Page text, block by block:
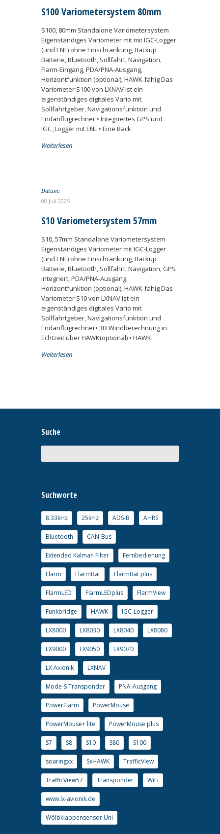
S100 Variometersystem 80mm
S100, 80mm Standalone Variometersystem
Eigenständiges Variometer mit mit IGC-Logger
(und ENL) ohne Einschränkung, Backup
Batterie, Bluetooth, Sollfahrt, Navigation,
Flarm-Eingang, PDA/PNA-Ausgang,
Horizontfunktion (optional), HAWK-fähig Das
Variometer S100 von LXNAV ist ein
eigenständiges digitales Vario mit
Sollfahrtgeber, Navigationsfunktion und
Endanflugrechner • Integriertes GPS und
IGC_Logger mit ENL • Eine Back
Weiterlesen
Datum:
08 Juli 2025
S10 Variometersystem 57mm
S10, 57mm Standalone Variometersystem
Eigenständiges Variometer mit IGC-Logger
(und ENL) ohne Einschränkung, Backup
Batterie, Bluetooth, Sollfahrt, Navigation, GPS
integriert, PDA/PNA-Ausgang,
Horizontfunktion (optional), HAWK-fähig Das
Variometer S10 von LXNAV ist ein
eigenständiges digitales Vario mit
Sollfahrtgeber, Navigationsfunktion und
Endanflugrechner• 3D Windberechnung in
Echtzeit über HAWK(optional) • HAWK
Weiterlesen
Suche
Suchworte
8.33kHz 25kHz ADS-B AHRS
Bluetooth CAN-Bus
Extended Kalman Filter Fernbedienung
Flarm FlarmBat FlarmBat plus
FlarmLED FlarmLEDplus FlarmView
Funkbridge HAWK IGC-Logger
LX8000 LX8030 LX8040 LX8080
LX9000 LX9050 LX9070
LX Avionik LXNAV
Mode-S Transponder PNA-Ausgang
PowerFlarm PowerMouse
PowerMouse+ lite PowerMouse plus
S7 S8 S10 S80 S100
soaringxx SxHAWK TrafficView
TrafficView57 Transponder WiFi
www.lx-avionik.de
Wölbklappensensor Uni